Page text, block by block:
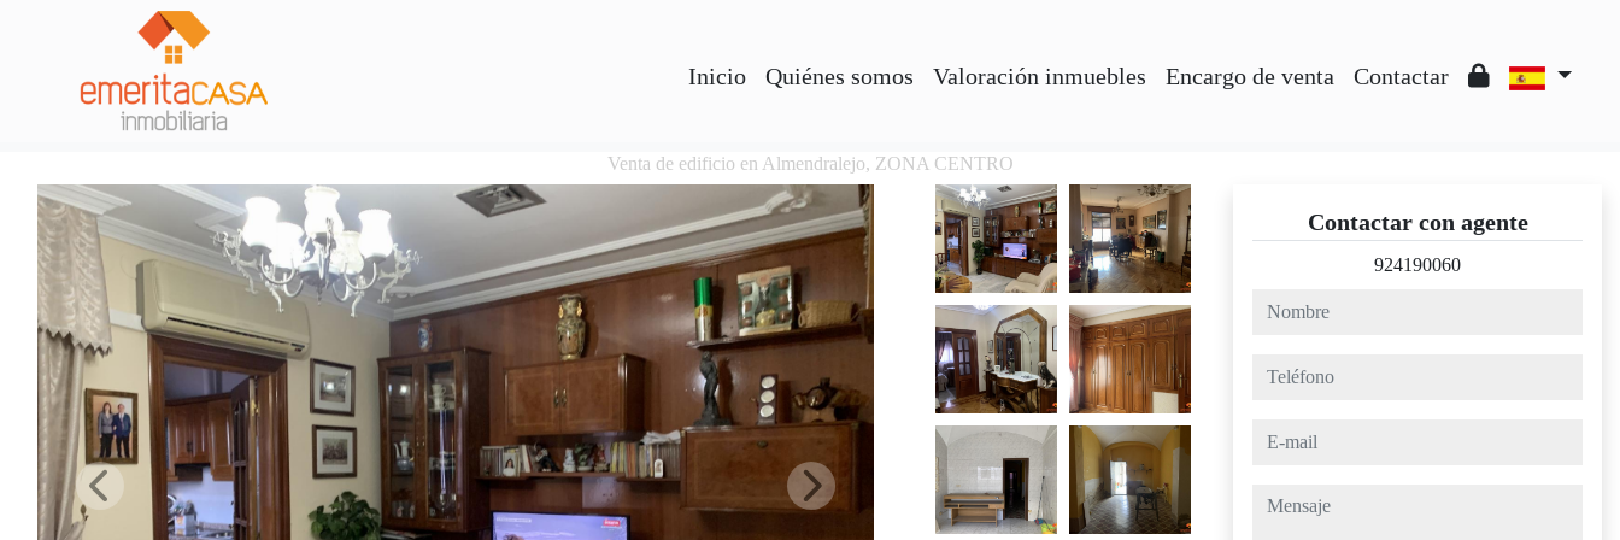
Inicio Quiénes somos Valoración inmuebles Encargo de venta Contactar
Venta de edificio en Almendralejo, ZONA CENTRO
Contactar con agente
924190060
nombre
teléfono
e-mail
mensaje